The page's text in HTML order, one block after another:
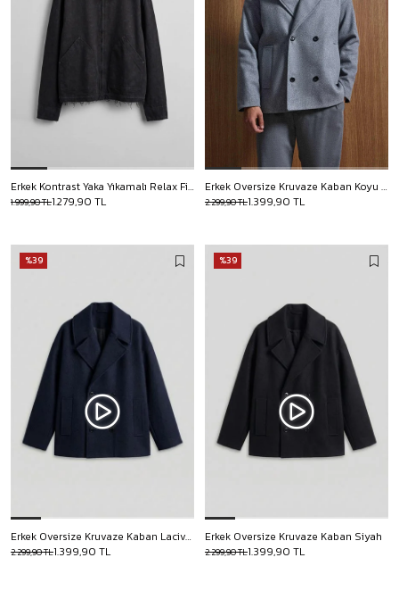
Erkek Kontrast Yaka Yıkamalı Relax Fit Ceket Siyah
1.279,90 TL
1.999,90 TL
Erkek Oversize Kruvaze Kaban Koyu Gri
1.399,90 TL
2.299,90 TL
%39
Erkek Oversize Kruvaze Kaban Lacivert
1.399,90 TL
2.299,90 TL
%39
Erkek Oversize Kruvaze Kaban Siyah
1.399,90 TL
2.299,90 TL